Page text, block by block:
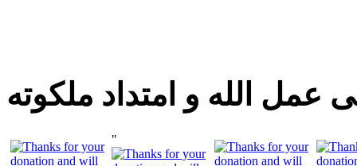
عمل الله و امتداد ملكوته
"